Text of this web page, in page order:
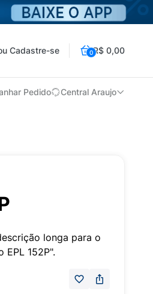
Cadastre-se 0R$ 0,00
Pedido Central Araujo
longa para o
EPL 152P".